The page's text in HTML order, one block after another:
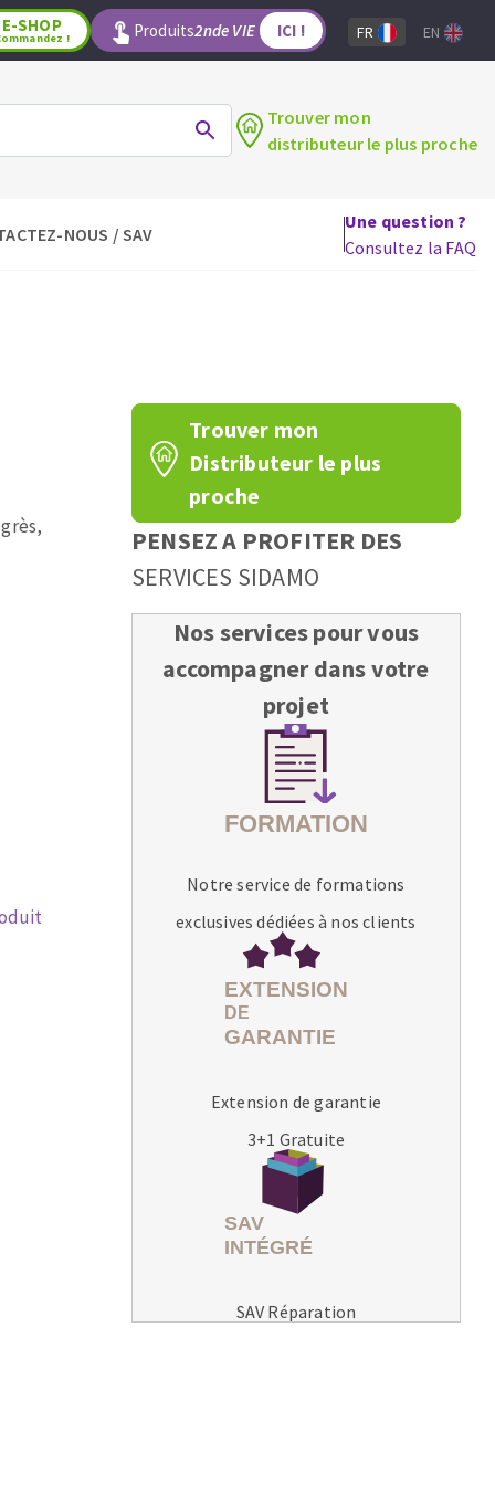
OUTILS POUR LE BOIS
Fraises carbure
Fers et plaquettes
Lames de scie à ruban
MACHINES POUR LE TRAVAIL DU
MÉTAL
Tronçonneuses
Perceuses magnétiques
E-SHOP
! Produits2nde VIE ICI ! FR EN
Trouver mon
distributeur le plus proche
NOUS / SAV
Une question ?
Consultez la FAQ
Trouver mon
Distributeur le plus
proche
PENSEZ A PROFITER DES
SERVICES SIDAMO
Nos services pour vous
accompagner dans votre
projet
Notre service de formations
exclusives dédiées à nos clients
Extension de garantie
3+1 Gratuite
SAV Réparation